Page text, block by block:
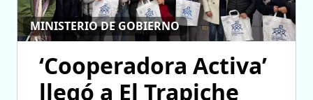
MINISTERIO DE GOBIERNO
‘Cooperadora Activa’
llegó a El Trapiche